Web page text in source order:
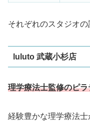
それぞれのスタジオの
luluto 武蔵小杉店
理学療法士監修のピ
経験豊かな理学療法